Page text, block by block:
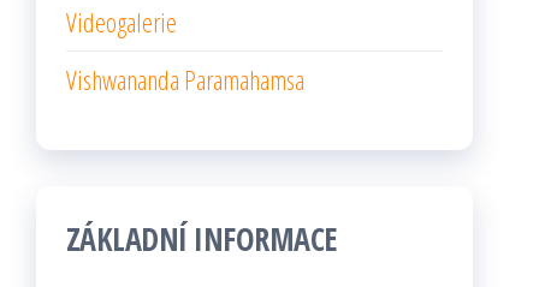
Videogalerie
Vishwananda Paramahamsa
ZÁKLADNÍ INFORMACE